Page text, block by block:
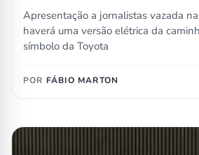
Apresentação a jornalistas vazada
haverá uma versão elétrica da
símbolo da Toyota
POR FÁBIO MARTON